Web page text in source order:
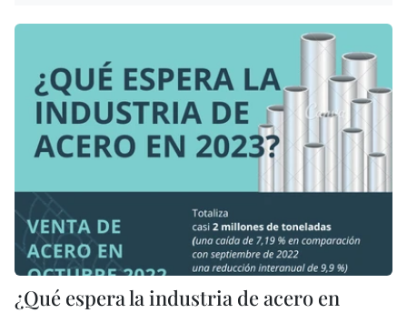
¿Qué espera la industria de acero en